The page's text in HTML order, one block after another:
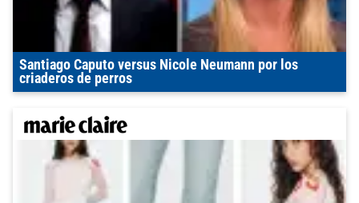
Santiago Caputo versus Nicole Neumann por los
criaderos de perros